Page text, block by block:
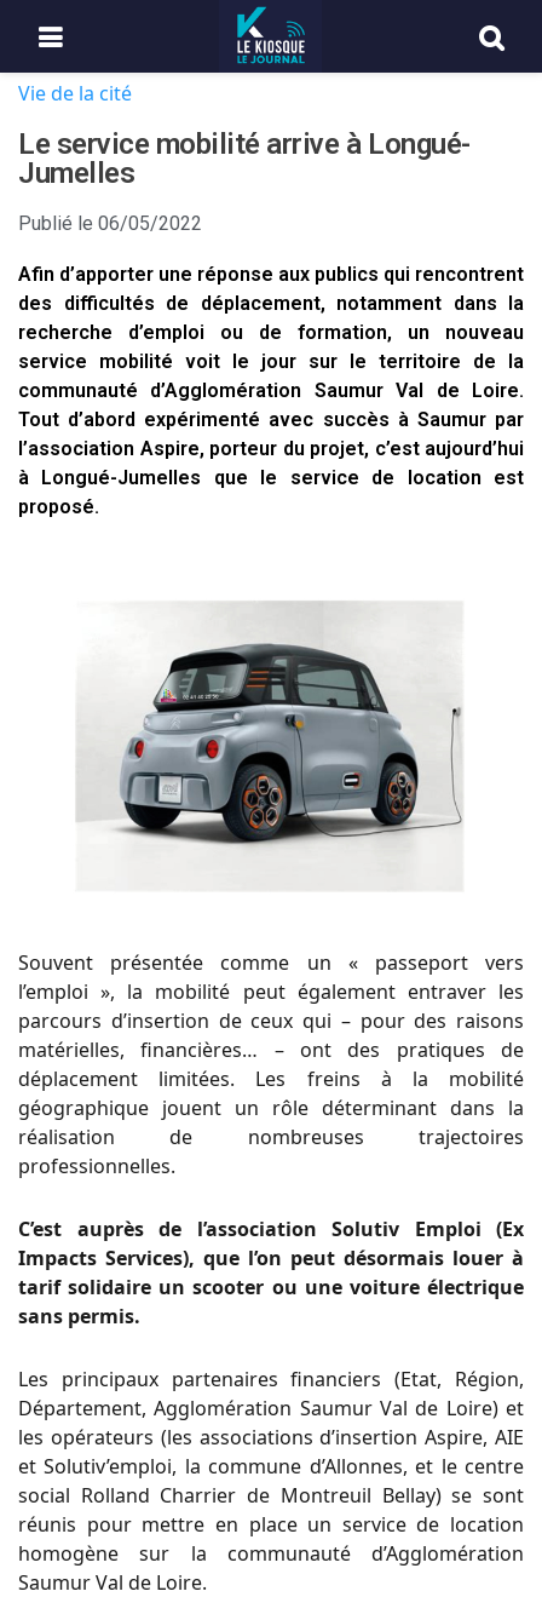
Vie de la cité
Le service mobilité arrive à Longué-
Jumelles
Publié le 06/05/2022
Afin d’apporter une réponse aux publics qui rencontrent
des difficultés de déplacement, notamment dans la
recherche d’emploi ou de formation, un nouveau
service mobilité voit le jour sur le territoire de la
communauté d’Agglomération Saumur Val de Loire.
Tout d’abord expérimenté avec succès à Saumur par
l’association Aspire, porteur du projet, c’est aujourd’hui
à Longué-Jumelles que le service de location est
proposé.
Souvent présentée comme un « passeport vers
l’emploi », la mobilité peut également entraver les
parcours d’insertion de ceux qui – pour des raisons
matérielles, financières… – ont des pratiques de
déplacement limitées. Les freins à la mobilité
géographique jouent un rôle déterminant dans la
réalisation de nombreuses trajectoires
professionnelles.
C’est auprès de l’association Solutiv Emploi (Ex
Impacts Services), que l’on peut désormais louer à
tarif solidaire un scooter ou une voiture électrique
sans permis.
Les principaux partenaires financiers (Etat, Région,
Département, Agglomération Saumur Val de Loire) et
les opérateurs (les associations d’insertion Aspire, AIE
et Solutiv’emploi, la commune d’Allonnes, et le centre
social Rolland Charrier de Montreuil Bellay) se sont
réunis pour mettre en place un service de location
homogène sur la communauté d’Agglomération
Saumur Val de Loire.